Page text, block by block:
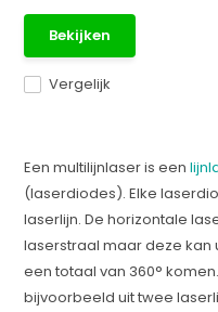
Vergelijk
Bekijken
Een multilijnlaser is een
(laserdiodes). Elke
laserlijn. De horizontale
laserstraal maar deze kan
een totaal van 360°
bijvoorbeeld uit twee